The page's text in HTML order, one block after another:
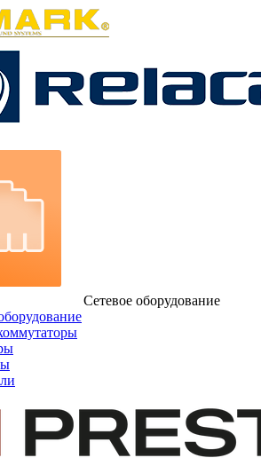
Сетевое оборудование